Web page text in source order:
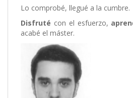
Lo comprobé, llegué a la cumbre.
Disfruté con el esfuerzo,
acabé el máster.